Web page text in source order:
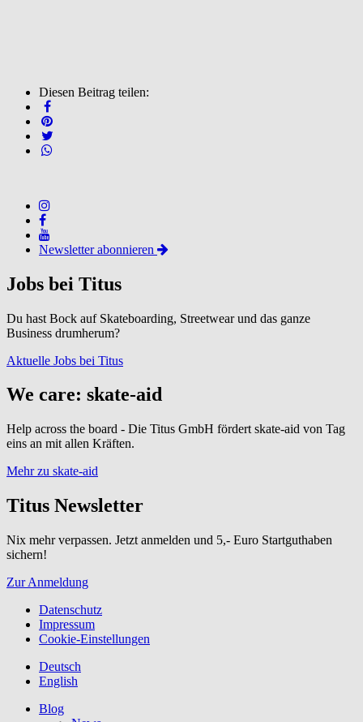
Diesen Beitrag teilen:
Newsletter abonnieren
Jobs bei Titus
Du hast Bock auf Skateboarding, Streetwear und das ganze
Business drumherum?
Aktuelle Jobs bei Titus
We care: skate-aid
Help across the board - Die Titus GmbH fördert skate-aid von Tag
eins an mit allen Kräften.
Mehr zu skate-aid
Titus Newsletter
Nix mehr verpassen. Jetzt anmelden und 5,- Euro Startguthaben
sichern!
Zur Anmeldung
Datenschutz
Impressum
Cookie-Einstellungen
Deutsch
English
Blog